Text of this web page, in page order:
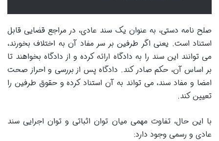
صلح نامه دستی، به عنوان یک سند عادی، در مراجع قضایی قابل
استناد است. یعنی اگر طرفین بر سر مفاد آن به اختلاف بخورند،
می توانند این سند را به دادگاه ارائه کرده و از دادگاه بخواهند تا
بر اساس آن، حکم صادر کند. دادگاه پس از بررسی و احراز صحت
امضا و مفاد سند، می تواند به آن استناد کرده و حقوق طرفین را
تعیین کند.
با این حال، تفاوت مهمی میان توان اثباتی و توان اجرایی سند
عادی و رسمی وجود دارد: